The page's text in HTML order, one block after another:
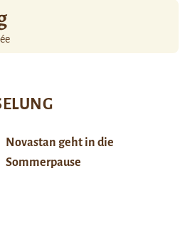
Novastan geht in die
Sommerpause